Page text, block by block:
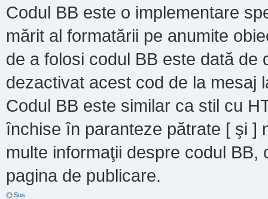
Codul BB este o implementare
mărit al formatării pe anumite
de a folosi codul BB este dată de
dezactivat acest cod de la mesaj
Codul BB este similar ca stil cu
închise în paranteze pătrate [ şi ]
multe informaţii despre codul
pagina de publicare.
Sus